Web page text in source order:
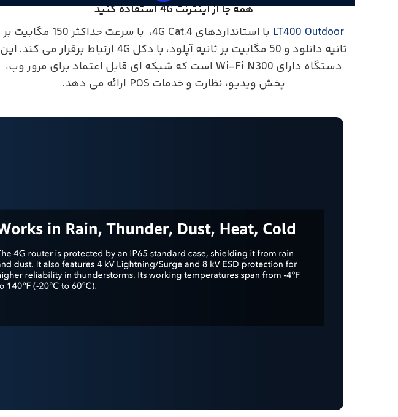
همه جا از اینترنت 4G استفاده کنید
LT400 Outdoor
با استانداردهای 4G Cat.4، با سرعت حداکثر 150 مگابیت بر
ثانیه دانلود و 50 مگابیت بر ثانیه آپلود، با دکل 4G ارتباط برقرار می کند. این
دستگاه دارای Wi-Fi N300 است که شبکه ای قابل اعتماد برای مرور وب،
پخش ویدیو، نظارت و خدمات POS ارائه می دهد.